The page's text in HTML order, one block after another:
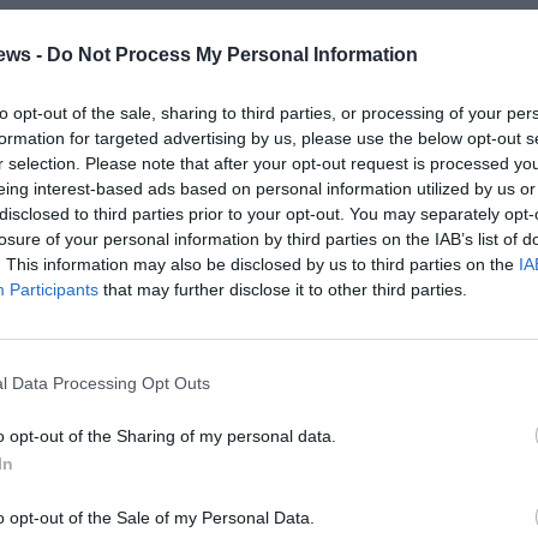
- Do Not Process My Personal Information
opt-out of the sale, sharing to third parties, or processing of your
for targeted advertising by us, please use the below opt-out
selection. Please note that after your opt-out request is processed
interest-based ads based on personal information utilized by us
to third parties prior to your opt-out. You may separately
of your personal information by third parties on the IAB’s list of
This information may also be disclosed by us to third parties on the
Participants that may further disclose it to other third parties.
Data Processing Opt Outs
opt-out of the Sharing of my personal data.
opt-out of the Sale of my Personal Data.
χαλαρά για διάφορα θέματα και ζητήματα έργων
τα αρδευτικά του δίκτυα. Ακολούθως, ο κ. Βορίδης με
Χρυσομάλλη και Περικλή Μαντά, όπως και τον
στην αγορά της πόλης και συζήτησε με
με στελέχη και ψηφοφόρους της Ν.Δ. στην
του για το εκλογικό αποτέλεσμα και ζητώντας τη
και τυποποιητήρια – συσκευαστήρια στην
για τη συγκομιδή καρπουζιού και άλλων αγροτικών
και το διευθυντή της ΔΑΟΚ Τριφυλίας, Αντώνη
επισκέψεις σε Πύλο, Μελιγαλά και Μεσσήνη ενώ